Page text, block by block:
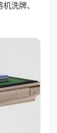
洗牌、